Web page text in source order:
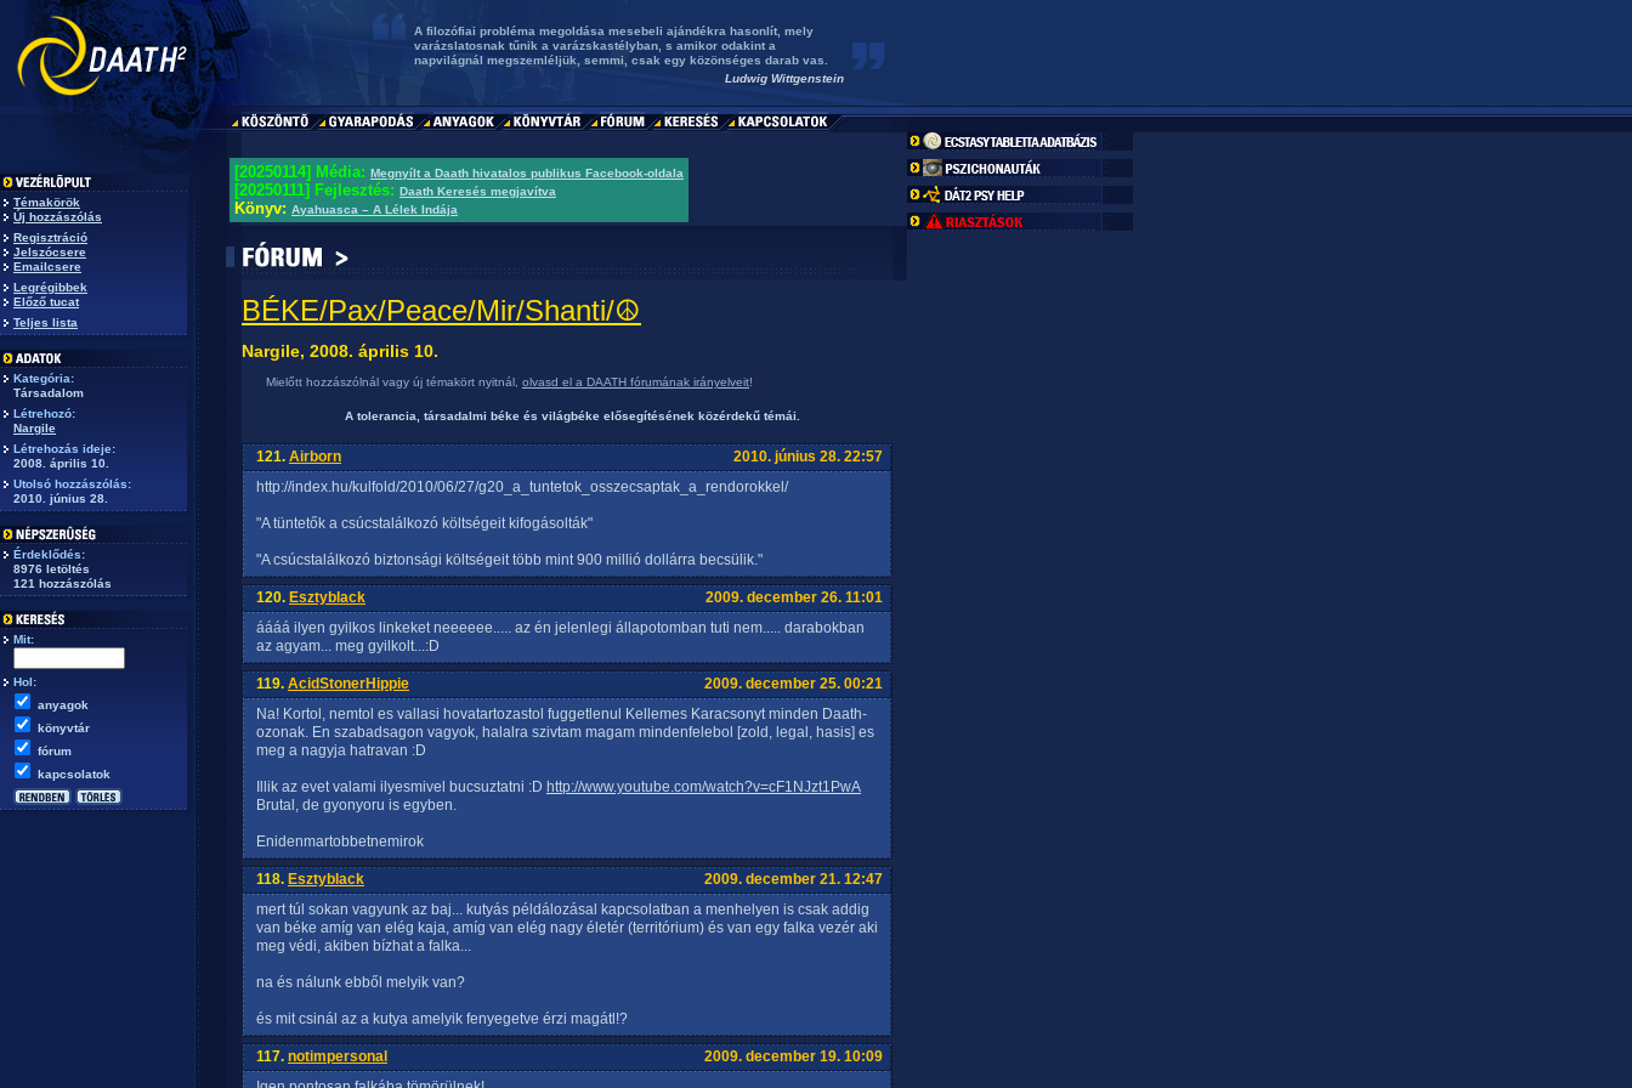
A filozófiai probléma megoldása mesebeli ajándékra hasonlít, mely
varázslatosnak tűnik a varázskastélyban, s amikor odakint a
napvilágnál megszemléljük, semmi, csak egy közönséges darab vas.
Ludwig Wittgenstein
Témakörök
Új hozzászólás
Regisztráció
Jelszócsere
Emailcsere
Legrégibbek
Előző tucat
Teljes lista
Kategória:
Társadalom
Létrehozó:
Nargile
Létrehozás ideje:
2008. április 10.
Utolsó hozzászólás:
2010. június 28.
Érdeklődés:
8976 letöltés
121 hozzászólás
Mit:
Hol:
anyagok
könyvtár
fórum
kapcsolatok
[20250114] Média: Megnyílt a Daath hivatalos publikus Facebook-oldala
[20250111] Fejlesztés: Daath Keresés megjavítva
Könyv: Ayahuasca – A Lélek Indája
BÉKE/Pax/Peace/Mir/Shanti/☮
Nargile, 2008. április 10.
Mielőtt hozzászólnál vagy új témakört nyitnál, olvasd el a DAATH fórumának irányelveit!
A tolerancia, társadalmi béke és világbéke elősegítésének közérdekű témái.
121. Airborn
2010. június 28. 22:57
http://index.hu/kulfold/2010/06/27/g20_a_tuntetok_osszecsaptak_a_rendorokkel/
"A tüntetők a csúcstalálkozó költségeit kifogásolták"
"A csúcstalálkozó biztonsági költségeit több mint 900 millió dollárra becsülik."
120. Esztyblack
2009. december 26. 11:01
áááá ilyen gyilkos linkeket neeeeee..... az én jelenlegi állapotomban tuti nem..... darabokban
az agyam... meg gyilkolt...:D
119. AcidStonerHippie
2009. december 25. 00:21
Na! Kortol, nemtol es vallasi hovatartozastol fuggetlenul Kellemes Karacsonyt minden Daath-
ozonak. En szabadsagon vagyok, halalra szivtam magam mindenfelebol [zold, legal, hasis] es
meg a nagyja hatravan :D
Illik az evet valami ilyesmivel bucsuztatni :D http://www.youtube.com/watch?v=cF1NJzt1PwA
Brutal, de gyonyoru is egyben.
Enidenmartobbetnemirok
118. Esztyblack
2009. december 21. 12:47
mert túl sokan vagyunk az baj... kutyás példálozásal kapcsolatban a menhelyen is csak addig
van béke amíg van elég kaja, amíg van elég nagy életér (territórium) és van egy falka vezér aki
meg védi, akiben bízhat a falka...
na és nálunk ebből melyik van?
és mit csinál az a kutya amelyik fenyegetve érzi magátl!?
117. notimpersonal
2009. december 19. 10:09